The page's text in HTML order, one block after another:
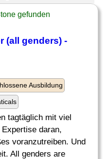
gefunden
(all genders) -
Ausbildung
tagtäglich mit viel
daran,
voranzutreiben. Und
All genders are